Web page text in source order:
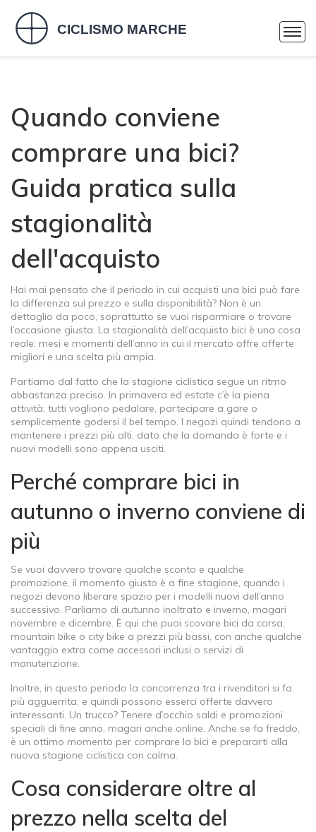
Quando conviene
comprare una bici?
Guida pratica sulla
stagionalità
dell'acquisto
Hai mai pensato che il periodo in cui acquisti una bici può fare
la differenza sul prezzo e sulla disponibilità? Non è un
dettaglio da poco, soprattutto se vuoi risparmiare o trovare
l’occasione giusta. La stagionalità dell’acquisto bici è una cosa
reale: mesi e momenti dell’anno in cui il mercato offre offerte
migliori e una scelta più ampia.
Partiamo dal fatto che la stagione ciclistica segue un ritmo
abbastanza preciso. In primavera ed estate c’è la piena
attività: tutti vogliono pedalare, partecipare a gare o
semplicemente godersi il bel tempo. I negozi quindi tendono a
mantenere i prezzi più alti, dato che la domanda è forte e i
nuovi modelli sono appena usciti.
Perché comprare bici in
autunno o inverno conviene di
più
Se vuoi davvero trovare qualche sconto e qualche
promozione, il momento giusto è a fine stagione, quando i
negozi devono liberare spazio per i modelli nuovi dell’anno
successivo. Parliamo di autunno inoltrato e inverno, magari
novembre e dicembre. È qui che puoi scovare bici da corsa,
mountain bike o city bike a prezzi più bassi, con anche qualche
vantaggio extra come accessori inclusi o servizi di
manutenzione.
Inoltre, in questo periodo la concorrenza tra i rivenditori si fa
più agguerrita, e quindi possono esserci offerte davvero
interessanti. Un trucco? Tenere d’occhio saldi e promozioni
speciali di fine anno, magari anche online. Anche se fa freddo,
è un ottimo momento per comprare la bici e prepararti alla
nuova stagione ciclistica con calma.
Cosa considerare oltre al
prezzo nella scelta del